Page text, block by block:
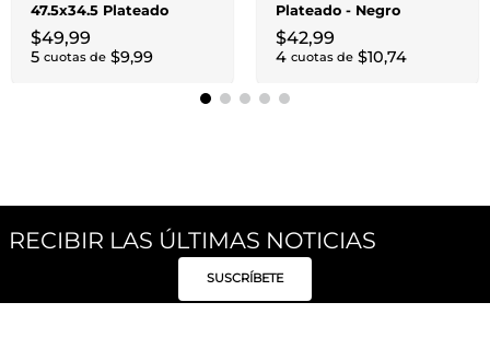
47.5x34.5 Plateado
$49,99
5 cuotas de $9,99
Plateado - Negro
$42,99
4 cuotas de $10,74
RECIBIR LAS ÚLTIMAS NOTICIAS
SUSCRÍBETE